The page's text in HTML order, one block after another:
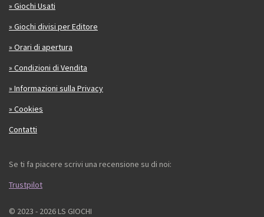
» Giochi Usati
» Giochi divisi per Editore
» Orari di apertura
» Condizioni di Vendita
» Informazioni sulla Privacy
» Cookies
Contatti
Se ti fa piacere scrivi una recensione su di noi:
Trustpilot
© 2023 - 2026 LS GIOCHI